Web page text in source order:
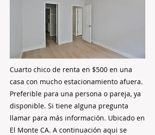
Cuarto chico de renta en $500 en una
casa con mucho estacionamiento afuera.
Preferible para una persona o pareja, ya
disponible. Si tiene alguna pregunta
llamar para más información. Ubicado en
El Monte CA. A continuación aqui se